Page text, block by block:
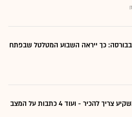
בבורסה: כך ייראה השבוע המטלטל שבפתח
המדריך שכל משקיע צריך להכיר - ועוד 4 כתבות על המצב